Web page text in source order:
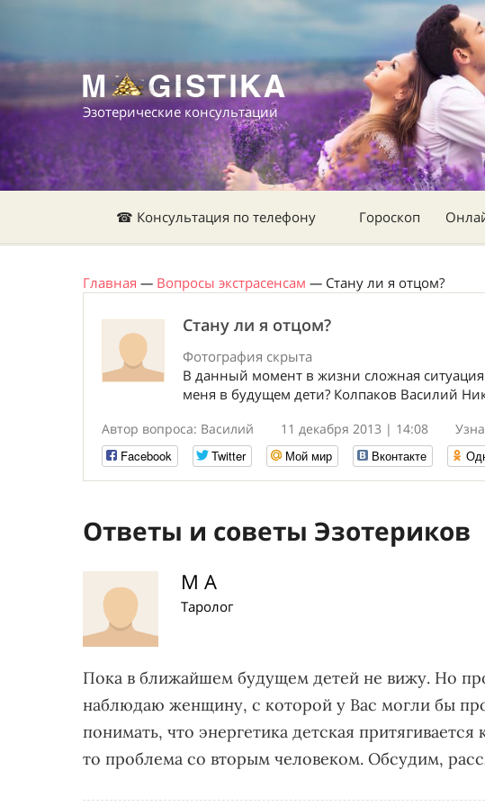
Эзотерические консультации
☎ Консультация по телефону Гороскоп
Главная — Вопросы экстрасенсам — Стану ли я отцом?
Стану ли я отцом?
Фотография скрыта
В данный момент в жизни сложная ситуация
меня в будущем дети? Колпаков Василий
Автор вопроса: Василий 11 декабря 2013 | 14:08
Facebook
Twitter Мой мир Вконтакте
Ответы и советы Эзотериков
М А
Таролог
Пока в ближайшем будущем детей не вижу. Но
наблюдаю женщину, с которой у Вас могли бы
понимать, что энергетика детская притягивается
то проблема со вторым человеком. Обсудим,